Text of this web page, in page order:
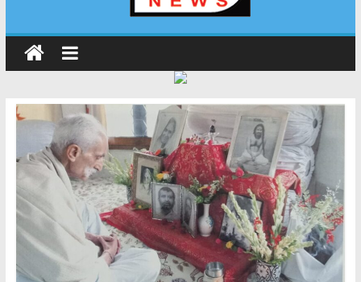
राष्ट्रीय हथकरघा दिवस पर मुख्यमंत्री धामी ने उत्कृष्ट बुनकरों और हस्तशिल्प
कारीगरों को किया सम्मानित
​धामी कैबिनेट का बड़ा फैसला: पशुपालकों को 60% तक सब्सिडी, गंगा एक्सप्रेसवे का
हरिद्वार तक होगा विस्तार